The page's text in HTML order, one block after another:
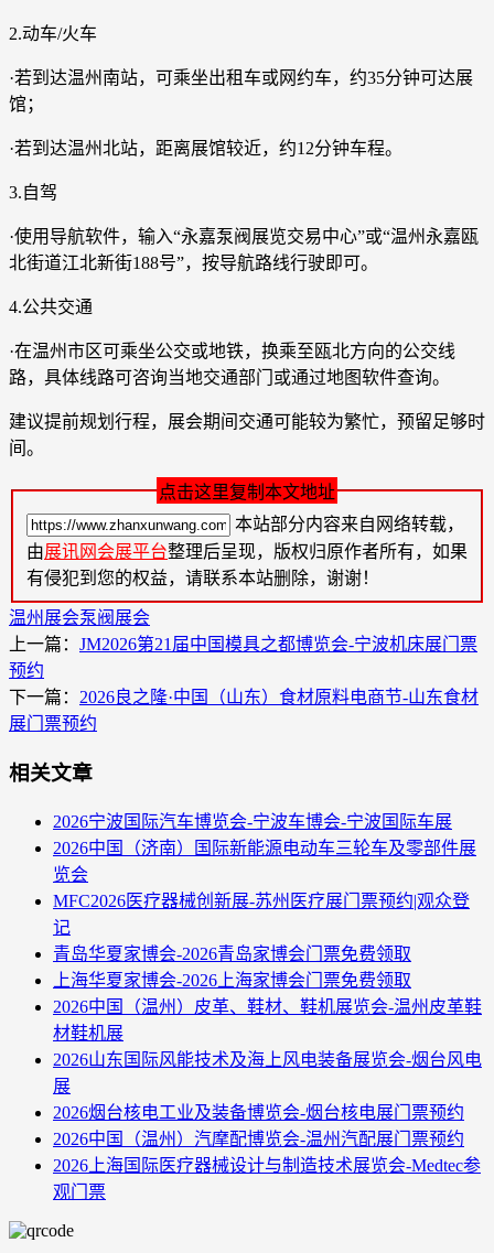
2.动车/火车
·若到达温州南站，可乘坐出租车或网约车，约35分钟可达展
馆；
·若到达温州北站，距离展馆较近，约12分钟车程。
3.自驾
·使用导航软件，输入“永嘉泵阀展览交易中心”或“温州永嘉瓯
北街道江北新街188号”，按导航路线行驶即可。
4.公共交通
·在温州市区可乘坐公交或地铁，换乘至瓯北方向的公交线
路，具体线路可咨询当地交通部门或通过地图软件查询。
建议提前规划行程，展会期间交通可能较为繁忙，预留足够时
间。
点击这里复制本文地址
本站部分内容来自网络转载，
由展讯网会展平台整理后呈现，版权归原作者所有，如果
有侵犯到您的权益，请联系本站删除，谢谢！
温州展会泵阀展会
上一篇： JM2026第21届中国模具之都博览会-宁波机床展门票
预约
下一篇： 2026良之隆·中国（山东）食材原料电商节-山东食材
展门票预约
相关文章
2026宁波国际汽车博览会-宁波车博会-宁波国际车展
2026中国（济南）国际新能源电动车三轮车及零部件展
览会
MFC2026医疗器械创新展-苏州医疗展门票预约|观众登
记
青岛华夏家博会-2026青岛家博会门票免费领取
上海华夏家博会-2026上海家博会门票免费领取
2026中国（温州）皮革、鞋材、鞋机展览会-温州皮革鞋
材鞋机展
2026山东国际风能技术及海上风电装备展览会-烟台风电
展
2026烟台核电工业及装备博览会-烟台核电展门票预约
2026中国（温州）汽摩配博览会-温州汽配展门票预约
2026上海国际医疗器械设计与制造技术展览会-Medtec参
观门票